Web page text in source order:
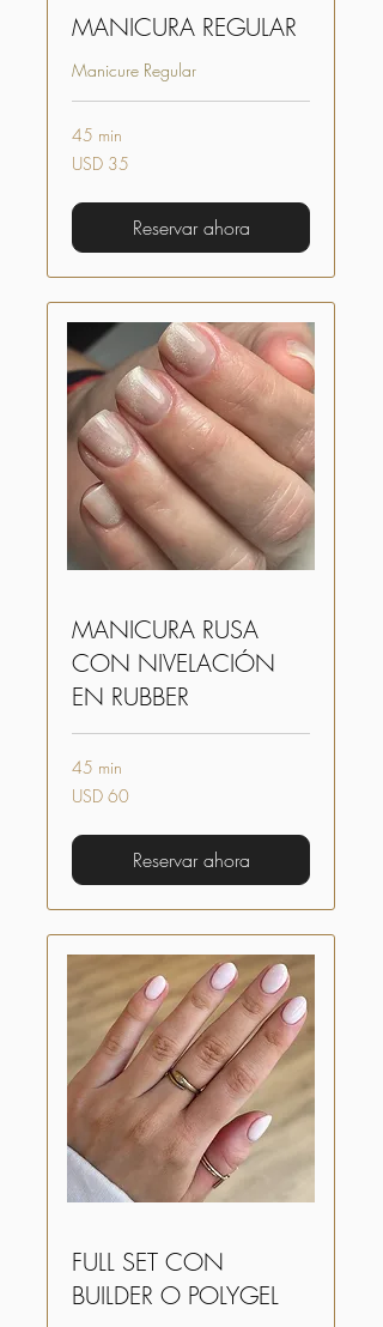
MANICURA REGULAR
Manicure Regular
45 min
35
dólares
USD 35
Reservar ahora
MANICURA RUSA
CON NIVELACIÓN
EN RUBBER
45 min
60
dólares
USD 60
Reservar ahora
FULL SET CON
BUILDER O POLYGEL